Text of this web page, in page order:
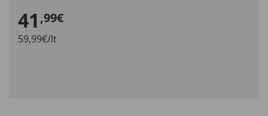
41 ,99€
59,99€/lt